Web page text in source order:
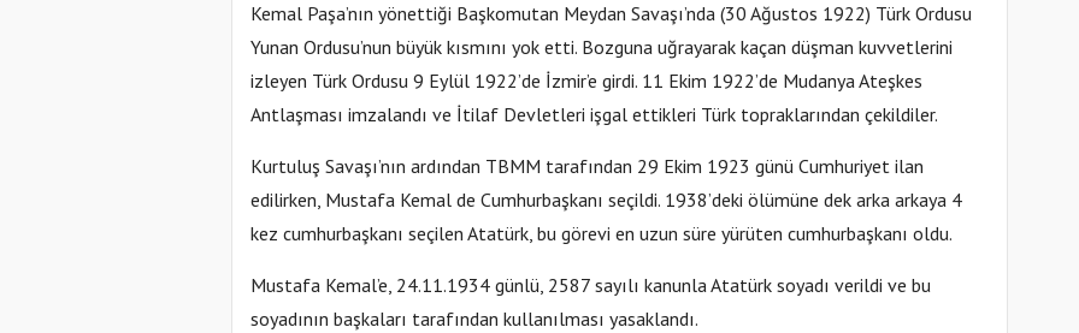
Kemal Paşa’nın yönettiği Başkomutan Meydan Savaşı’nda (30 Ağustos 1922) Türk Ordusu
Yunan Ordusu’nun büyük kısmını yok etti. Bozguna uğrayarak kaçan düşman kuvvetlerini
izleyen Türk Ordusu 9 Eylül 1922’de İzmir’e girdi. 11 Ekim 1922’de Mudanya Ateşkes
Antlaşması imzalandı ve İtilaf Devletleri işgal ettikleri Türk topraklarından çekildiler.
Kurtuluş Savaşı’nın ardından TBMM tarafından 29 Ekim 1923 günü Cumhuriyet ilan
edilirken, Mustafa Kemal de Cumhurbaşkanı seçildi. 1938’deki ölümüne dek arka arkaya 4
kez cumhurbaşkanı seçilen Atatürk, bu görevi en uzun süre yürüten cumhurbaşkanı oldu.
Mustafa Kemal’e, 24.11.1934 günlü, 2587 sayılı kanunla Atatürk soyadı verildi ve bu
soyadının başkaları tarafından kullanılması yasaklandı.